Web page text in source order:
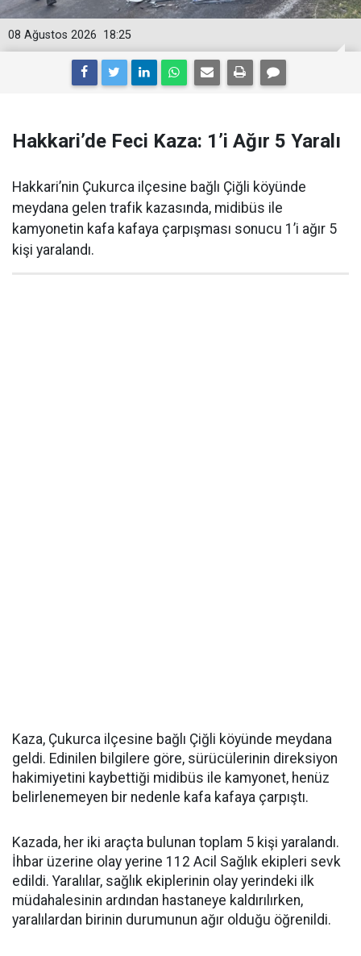
18:25
08 Ağustos 2026
Hakkari’de Feci Kaza: 1’i Ağır 5 Yaralı
Hakkari’nin Çukurca ilçesine bağlı Çiğli köyünde
meydana gelen trafik kazasında, midibüs ile
kamyonetin kafa kafaya çarpışması sonucu 1’i ağır 5
kişi yaralandı.
Kaza, Çukurca ilçesine bağlı Çiğli köyünde meydana
geldi. Edinilen bilgilere göre, sürücülerinin direksiyon
hakimiyetini kaybettiği midibüs ile kamyonet, henüz
belirlenemeyen bir nedenle kafa kafaya çarpıştı.
Kazada, her iki araçta bulunan toplam 5 kişi yaralandı.
İhbar üzerine olay yerine 112 Acil Sağlık ekipleri sevk
edildi. Yaralılar, sağlık ekiplerinin olay yerindeki ilk
müdahalesinin ardından hastaneye kaldırılırken,
yaralılardan birinin durumunun ağır olduğu öğrenildi.